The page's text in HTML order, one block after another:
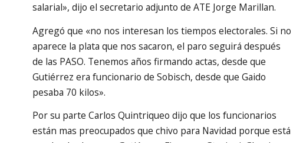
salarial», dijo el secretario adjunto de ATE Jorge Marillan.
Agregó que «no nos interesan los tiempos electorales. Si no
aparece la plata que nos sacaron, el paro seguirá después
de las PASO. Tenemos años firmando actas, desde que
Gutiérrez era funcionario de Sobisch, desde que Gaido
pesaba 70 kilos».
Por su parte Carlos Quintriqueo dijo que los funcionarios
están mas preocupados que chivo para Navidad porque está